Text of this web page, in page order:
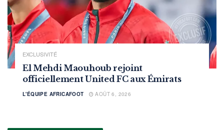
EXCLUSIVITÉ
El Mehdi Maouhoub rejoint
officiellement United FC aux Émirats
L'ÉQUIPE AFRICAFOOT AOÛT 6, 2026